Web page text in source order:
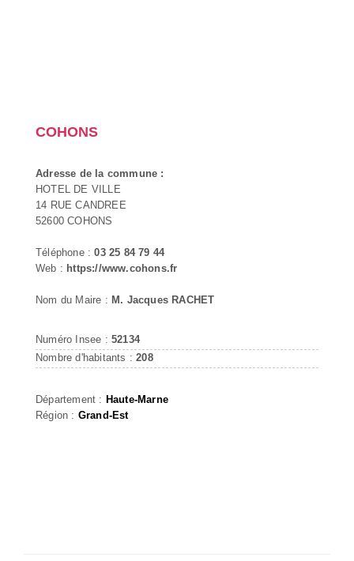
COHONS
Adresse de la commune :
HOTEL DE VILLE
14 RUE CANDREE
52600 COHONS
Téléphone :03 25 84 79 44
Web : https://www.cohons.fr
Nom du Maire : M. Jacques RACHET
Numéro Insee : 52134
Nombre d'habitants :208
Département : Haute-Marne
Région : Grand-Est